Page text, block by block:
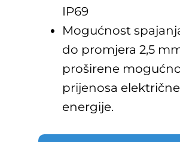
IP69
Mogućnost
do promjera 2,5
proširene
prijenosa električne
energije.